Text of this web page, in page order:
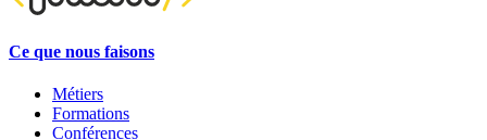
Ce que nous faisons
Métiers
Formations
Conférences